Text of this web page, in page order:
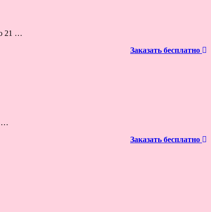
21 …
Заказать бесплатно
…
Заказать бесплатно